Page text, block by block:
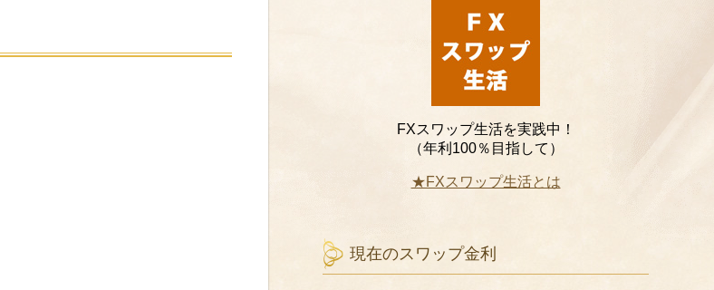
FXスワップ生活を実践中！
（年利100％目指して）
★FXスワップ生活とは
現在のスワップ金利